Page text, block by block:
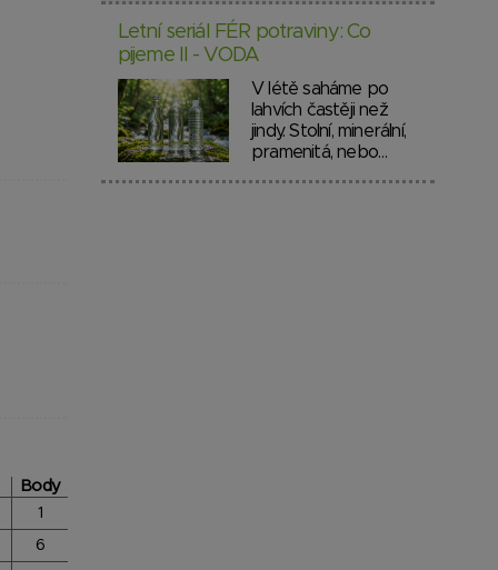
Body
1
6
Letní seriál FÉR potraviny: Co
pijeme II - VODA
V létě saháme po
lahvích častěji než
jindy. Stolní, minerální,
pramenitá, nebo…